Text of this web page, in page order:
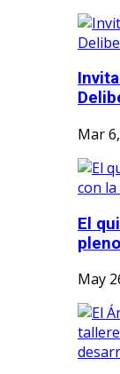
Mar
El
May